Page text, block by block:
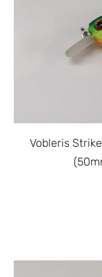
Vobleris